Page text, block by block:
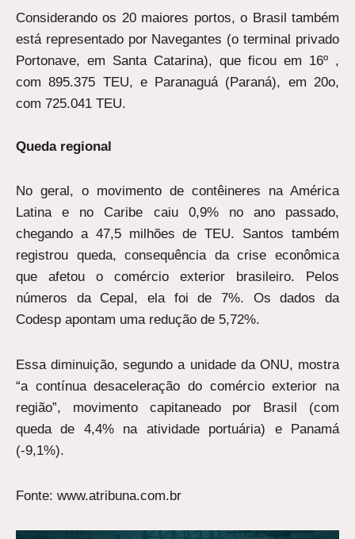
Considerando os 20 maiores portos, o Brasil também
está representado por Navegantes (o terminal privado
Portonave, em Santa Catarina), que ficou em 16º ,
com 895.375 TEU, e Paranaguá (Paraná), em 20o,
com 725.041 TEU.
Queda regional
No geral, o movimento de contêineres na América
Latina e no Caribe caiu 0,9% no ano passado,
chegando a 47,5 milhões de TEU. Santos também
registrou queda, consequência da crise econômica
que afetou o comércio exterior brasileiro. Pelos
números da Cepal, ela foi de 7%. Os dados da
Codesp apontam uma redução de 5,72%.
Essa diminuição, segundo a unidade da ONU, mostra
“a contínua desaceleração do comércio exterior na
região”, movimento capitaneado por Brasil (com
queda de 4,4% na atividade portuária) e Panamá
(-9,1%).
Fonte: www.atribuna.com.br